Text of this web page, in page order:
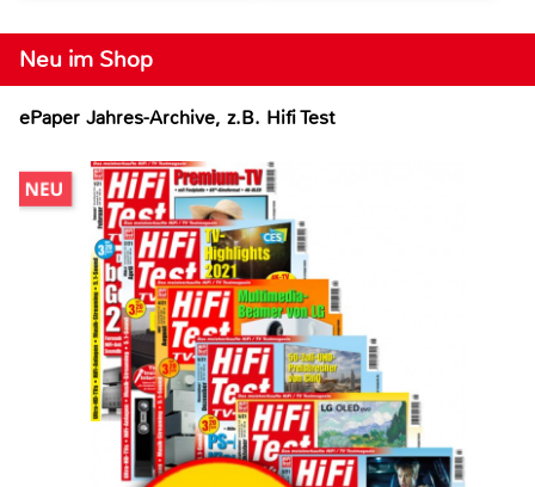
Neu im Shop
ePaper Jahres-Archive, z.B. Hifi Test